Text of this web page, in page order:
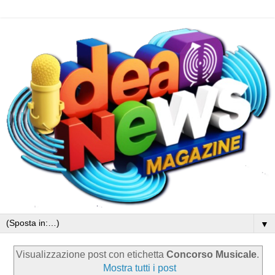
▼
Visualizzazione post con etichetta Concorso Musicale.
Mostra tutti i post